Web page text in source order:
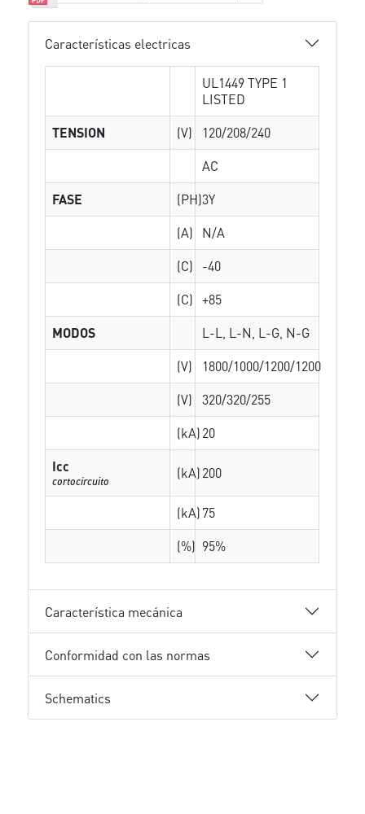
Características electricas
UL1449 TYPE 1
LISTED
TENSION
(V)
120/208/240
AC
FASE
(PH)3Y
(A)
N/A
(C)
-40
(C) +85
MODOS
L-L, L-N, L-G, N-G
(V)
1800/1000/1200/1200
(V)
320/320/255
(kA)20
Icc
cortocircuito (kA)200
(kA)75
(%) 95%
Característica mecánica
Conformidad con las normas
Schematics